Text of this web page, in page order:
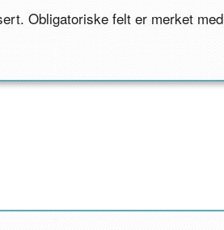
Obligatoriske felt er merket med